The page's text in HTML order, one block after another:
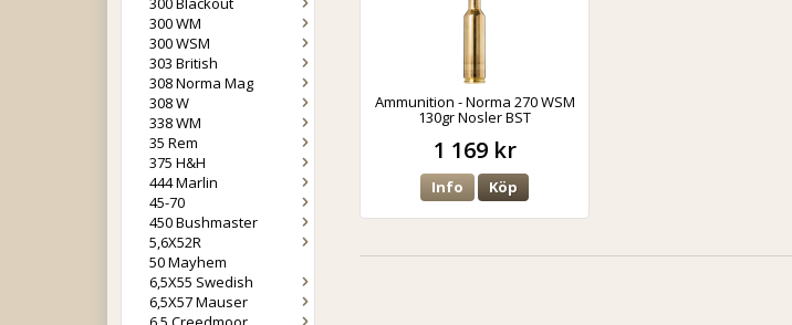
300 WM
300 WSM
303 British
308 Norma Mag
308 W
338 WM
35 Rem
375 H&H
444 Marlin
45-70
450 Bushmaster
5,6X52R
50 Mayhem
6,5X55 Swedish
6,5X57 Mauser
Ammunition - Norma 270 WSM
130gr Nosler BST
1 169 kr
Info Köp